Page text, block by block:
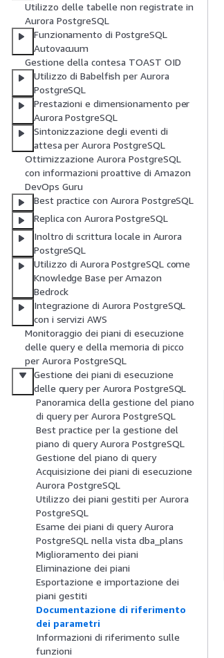
Utilizzo delle tabelle non registrate in
Aurora PostgreSQL
Funzionamento di PostgreSQL
Autovacuum
Gestione della contesa TOAST OID
Utilizzo di Babelfish per Aurora
PostgreSQL
Prestazioni e dimensionamento per
Aurora PostgreSQL
Sintonizzazione degli eventi di
attesa per Aurora PostgreSQL
Ottimizzazione Aurora PostgreSQL
con informazioni proattive di Amazon
DevOps Guru
Best practice con Aurora PostgreSQL
Replica con Aurora PostgreSQL
Inoltro di scrittura locale in Aurora
PostgreSQL
Utilizzo di Aurora PostgreSQL come
Knowledge Base per Amazon
Bedrock
Integrazione di Aurora PostgreSQL
con i servizi AWS
Monitoraggio dei piani di esecuzione
delle query e della memoria di picco
per Aurora PostgreSQL
Gestione dei piani di esecuzione
delle query per Aurora PostgreSQL
Panoramica della gestione del piano
di query per Aurora PostgreSQL
Best practice per la gestione del
piano di query Aurora PostgreSQL
Gestione del piano di query
Acquisizione dei piani di esecuzione
Aurora PostgreSQL
Utilizzo dei piani gestiti per Aurora
PostgreSQL
Esame dei piani di query Aurora
PostgreSQL nella vista dba_plans
Miglioramento dei piani
Eliminazione dei piani
Esportazione e importazione dei
piani gestiti
Documentazione di riferimento
dei parametri
Informazioni di riferimento sulle
funzioni